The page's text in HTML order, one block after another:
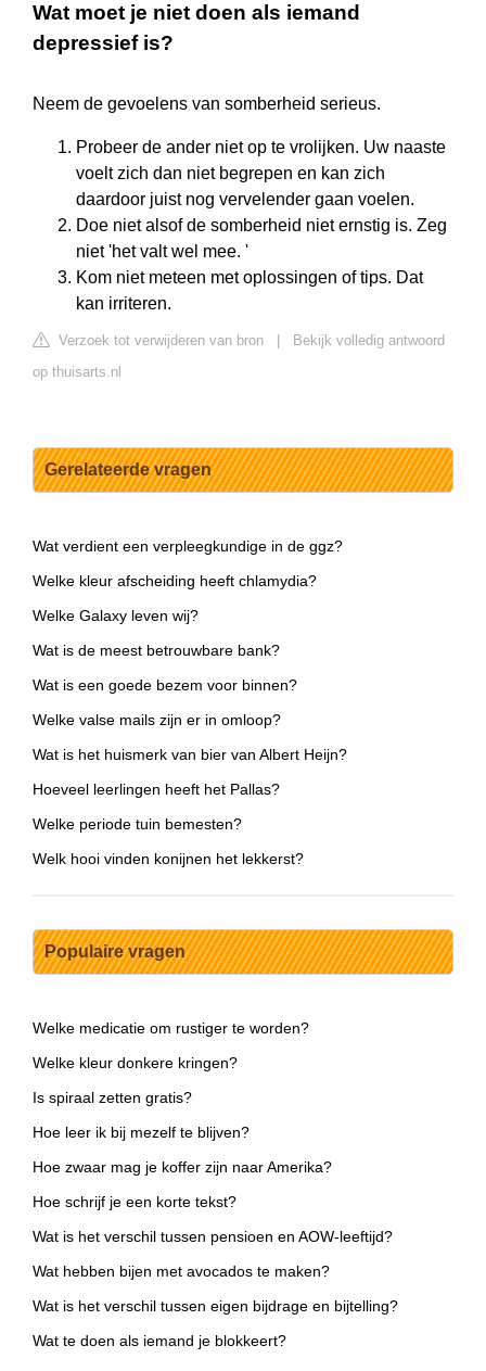
Wat moet je niet doen als iemand
depressief is?
Neem de gevoelens van somberheid serieus.
Probeer de ander niet op te vrolijken. Uw naaste
voelt zich dan niet begrepen en kan zich
daardoor juist nog vervelender gaan voelen.
Doe niet alsof de somberheid niet ernstig is. Zeg
niet 'het valt wel mee. '
Kom niet meteen met oplossingen of tips. Dat
kan irriteren.
Verzoek tot verwijderen van bron
Bekijk volledig antwoord
op thuisarts.nl
Gerelateerde vragen
Wat verdient een verpleegkundige in de ggz?
Welke kleur afscheiding heeft chlamydia?
Welke Galaxy leven wij?
Wat is de meest betrouwbare bank?
Wat is een goede bezem voor binnen?
Welke valse mails zijn er in omloop?
Wat is het huismerk van bier van Albert Heijn?
Hoeveel leerlingen heeft het Pallas?
Welke periode tuin bemesten?
Welk hooi vinden konijnen het lekkerst?
Populaire vragen
Welke medicatie om rustiger te worden?
Welke kleur donkere kringen?
Is spiraal zetten gratis?
Hoe leer ik bij mezelf te blijven?
Hoe zwaar mag je koffer zijn naar Amerika?
Hoe schrijf je een korte tekst?
Wat is het verschil tussen pensioen en AOW-leeftijd?
Wat hebben bijen met avocados te maken?
Wat is het verschil tussen eigen bijdrage en bijtelling?
Wat te doen als iemand je blokkeert?